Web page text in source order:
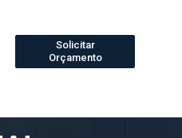
Solicitar
Orçamento